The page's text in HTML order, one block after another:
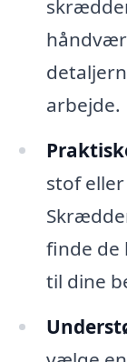
arbejde.
stof
finde de
til dine